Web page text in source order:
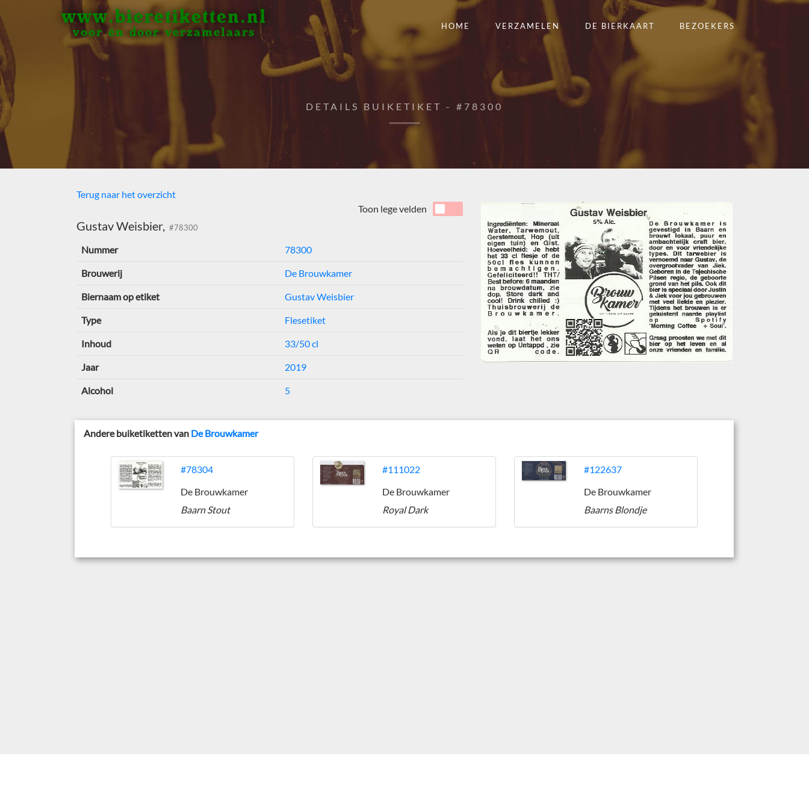
www.bieretiketten.nl
voor én door verzamelaars
HOME VERZAMELEN DE BIERKAART BEZOEKERS
DETAILS BUIKETIKET - #78300
Terug naar het overzicht
Gustav Weisbier, #78300
Toon lege velden
Nummer 78300
Brouwerij De Brouwkamer
Biernaam op etiket Gustav Weisbier
Type Flesetiket
Inhoud 33/50 cl
Jaar 2019
Alcohol 5
Andere buiketiketten van De Brouwkamer
#78304
De Brouwkamer
Baarn Stout
#111022
De Brouwkamer
Royal Dark
#122637
De Brouwkamer
Baarns Blondje